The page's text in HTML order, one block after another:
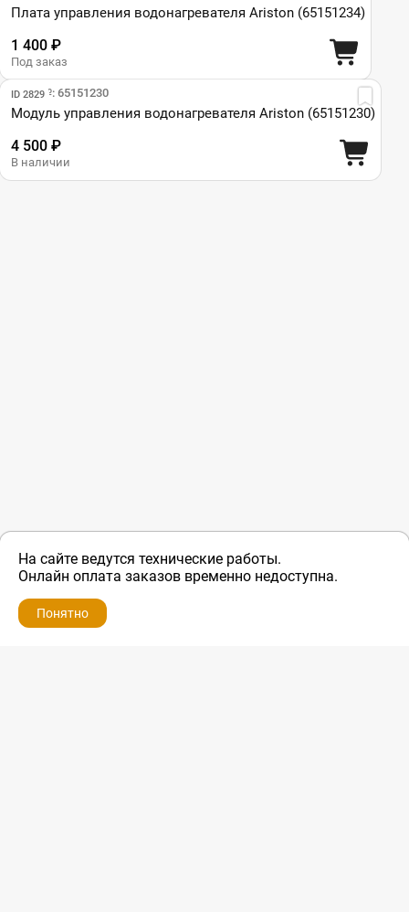
Плата управления водонагревателя Ariston (65151234)
1 400 ₽
Под заказ
ID 2829
Парт №: 65151230
Модуль управления водонагревателя Ariston (65151230)
4 500 ₽
В наличии
На сайте ведутся технические работы.
Онлайн оплата заказов временно недоступна.
Понятно